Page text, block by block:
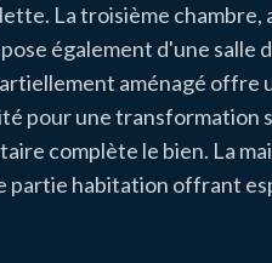
La troisième chambre,
également d'une salle
aménagé offre
pour une transformation
complète le bien. La
partie habitation offrant